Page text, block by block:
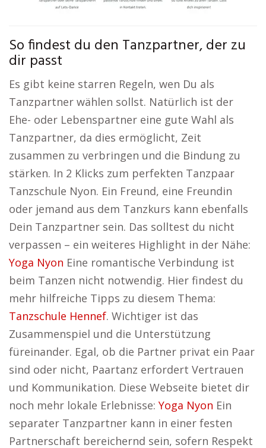
So findest du den Tanzpartner, der zu
dir passt
Es gibt keine starren Regeln, wen Du als
Tanzpartner wählen sollst. Natürlich ist der
Ehe- oder Lebenspartner eine gute Wahl als
Tanzpartner, da dies ermöglicht, Zeit
zusammen zu verbringen und die Bindung zu
stärken. In 2 Klicks zum perfekten Tanzpaar
Tanzschule Nyon. Ein Freund, eine Freundin
oder jemand aus dem Tanzkurs kann ebenfalls
Dein Tanzpartner sein. Das solltest du nicht
verpassen – ein weiteres Highlight in der Nähe:
Yoga Nyon Eine romantische Verbindung ist
beim Tanzen nicht notwendig. Hier findest du
mehr hilfreiche Tipps zu diesem Thema:
Tanzschule Hennef. Wichtiger ist das
Zusammenspiel und die Unterstützung
füreinander. Egal, ob die Partner privat ein Paar
sind oder nicht, Paartanz erfordert Vertrauen
und Kommunikation. Diese Webseite bietet dir
noch mehr lokale Erlebnisse: Yoga Nyon Ein
separater Tanzpartner kann in einer festen
Partnerschaft bereichernd sein, sofern Respekt